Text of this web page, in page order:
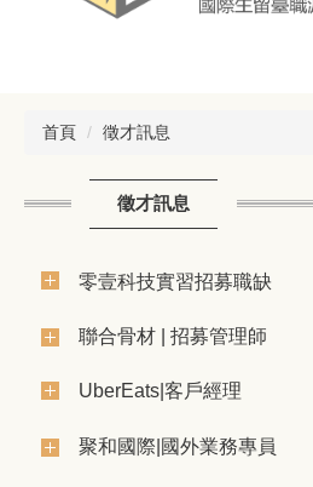
首頁 徵才訊息
徵才訊息
零壹科技實習招募職缺
聯合骨材 | 招募管理師
UberEats|客戶經理
聚和國際|國外業務專員